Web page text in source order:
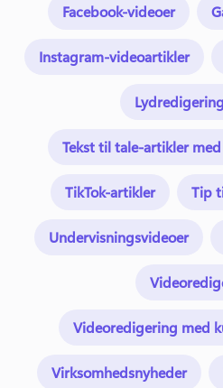
Facebook-videoer
Instagram-videoartikler
Tekst til tale-artikler
TikTok-artikler Tip
Undervisningsvideoer
Videoredigering med
Virksomhedsnyheder